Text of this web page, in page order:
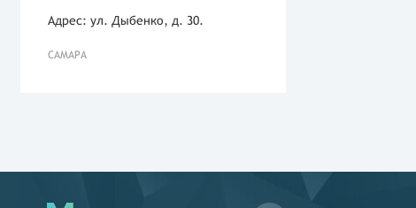
Адрес: ул. Дыбенко, д. 30.
САМАРА